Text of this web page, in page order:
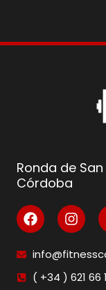
Ronda de San
Córdoba
( +34 ) 621 66